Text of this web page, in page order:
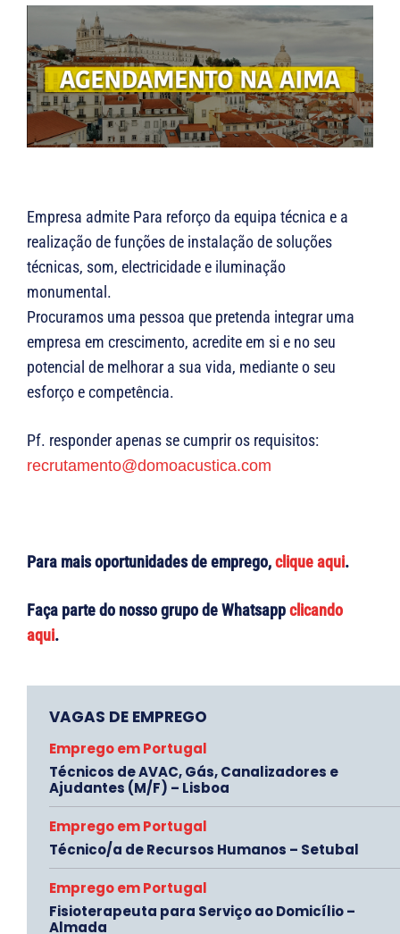
Empresa admite Para reforço da equipa técnica e a
realização de funções de instalação de soluções
técnicas, som, electricidade e iluminação
monumental.
Procuramos uma pessoa que pretenda integrar uma
empresa em crescimento, acredite em si e no seu
potencial de melhorar a sua vida, mediante o seu
esforço e competência.
Pf. responder apenas se cumprir os requisitos:
recrutamento@domoacustica.com
Para mais oportunidades de emprego,clique aqui.
Faça parte do nosso grupo de Whatsappclicando
aqui.
VAGAS DE EMPREGO
Emprego em Portugal
Técnicos de AVAC, Gás, Canalizadores e
Ajudantes (M/F) – Lisboa
Emprego em Portugal
Técnico/a de Recursos Humanos – Setubal
Emprego em Portugal
Fisioterapeuta para Serviço ao Domicílio –
Almada